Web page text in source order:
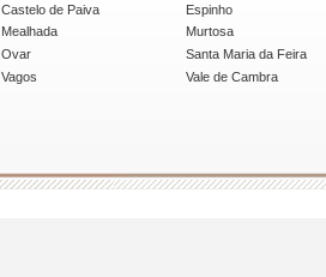
Castelo de Paiva
Espinho
Mealhada
Murtosa
Ovar
Santa Maria da Feira
Vagos Vale de Cambra